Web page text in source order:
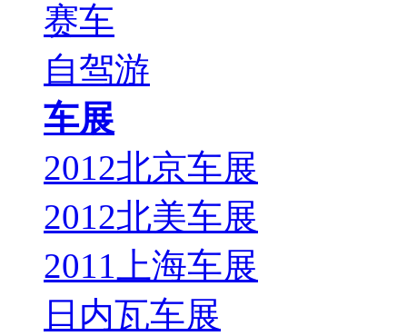
赛车
自驾游
车展
2012北京车展
2012北美车展
2011上海车展
日内瓦车展